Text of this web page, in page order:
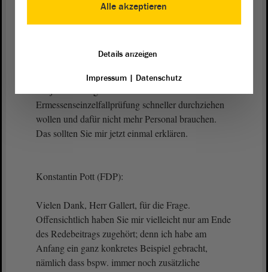
Das ist das, was ich aus Ihrer Rede verstanden
habe. Deswegen erklären Sie mir doch einmal, wie
Ermessenseinzelfallprüfung schneller durchziehen
wollen und dafür nicht mehr Personal brauchen.
Das sollten Sie mir jetzt einmal erklären.
Konstantin Pott (FDP):
Vielen Dank, Herr Gallert, für die Frage.
Offensichtlich haben Sie mir vielleicht nur am Ende
des Redebeitrags zugehört; denn ich habe am
Anfang ein ganz konkretes Beispiel gebracht,
nämlich dass bspw. immer noch zusätzliche
Alle akzeptieren
Details anzeigen
Impressum| Datenschutz